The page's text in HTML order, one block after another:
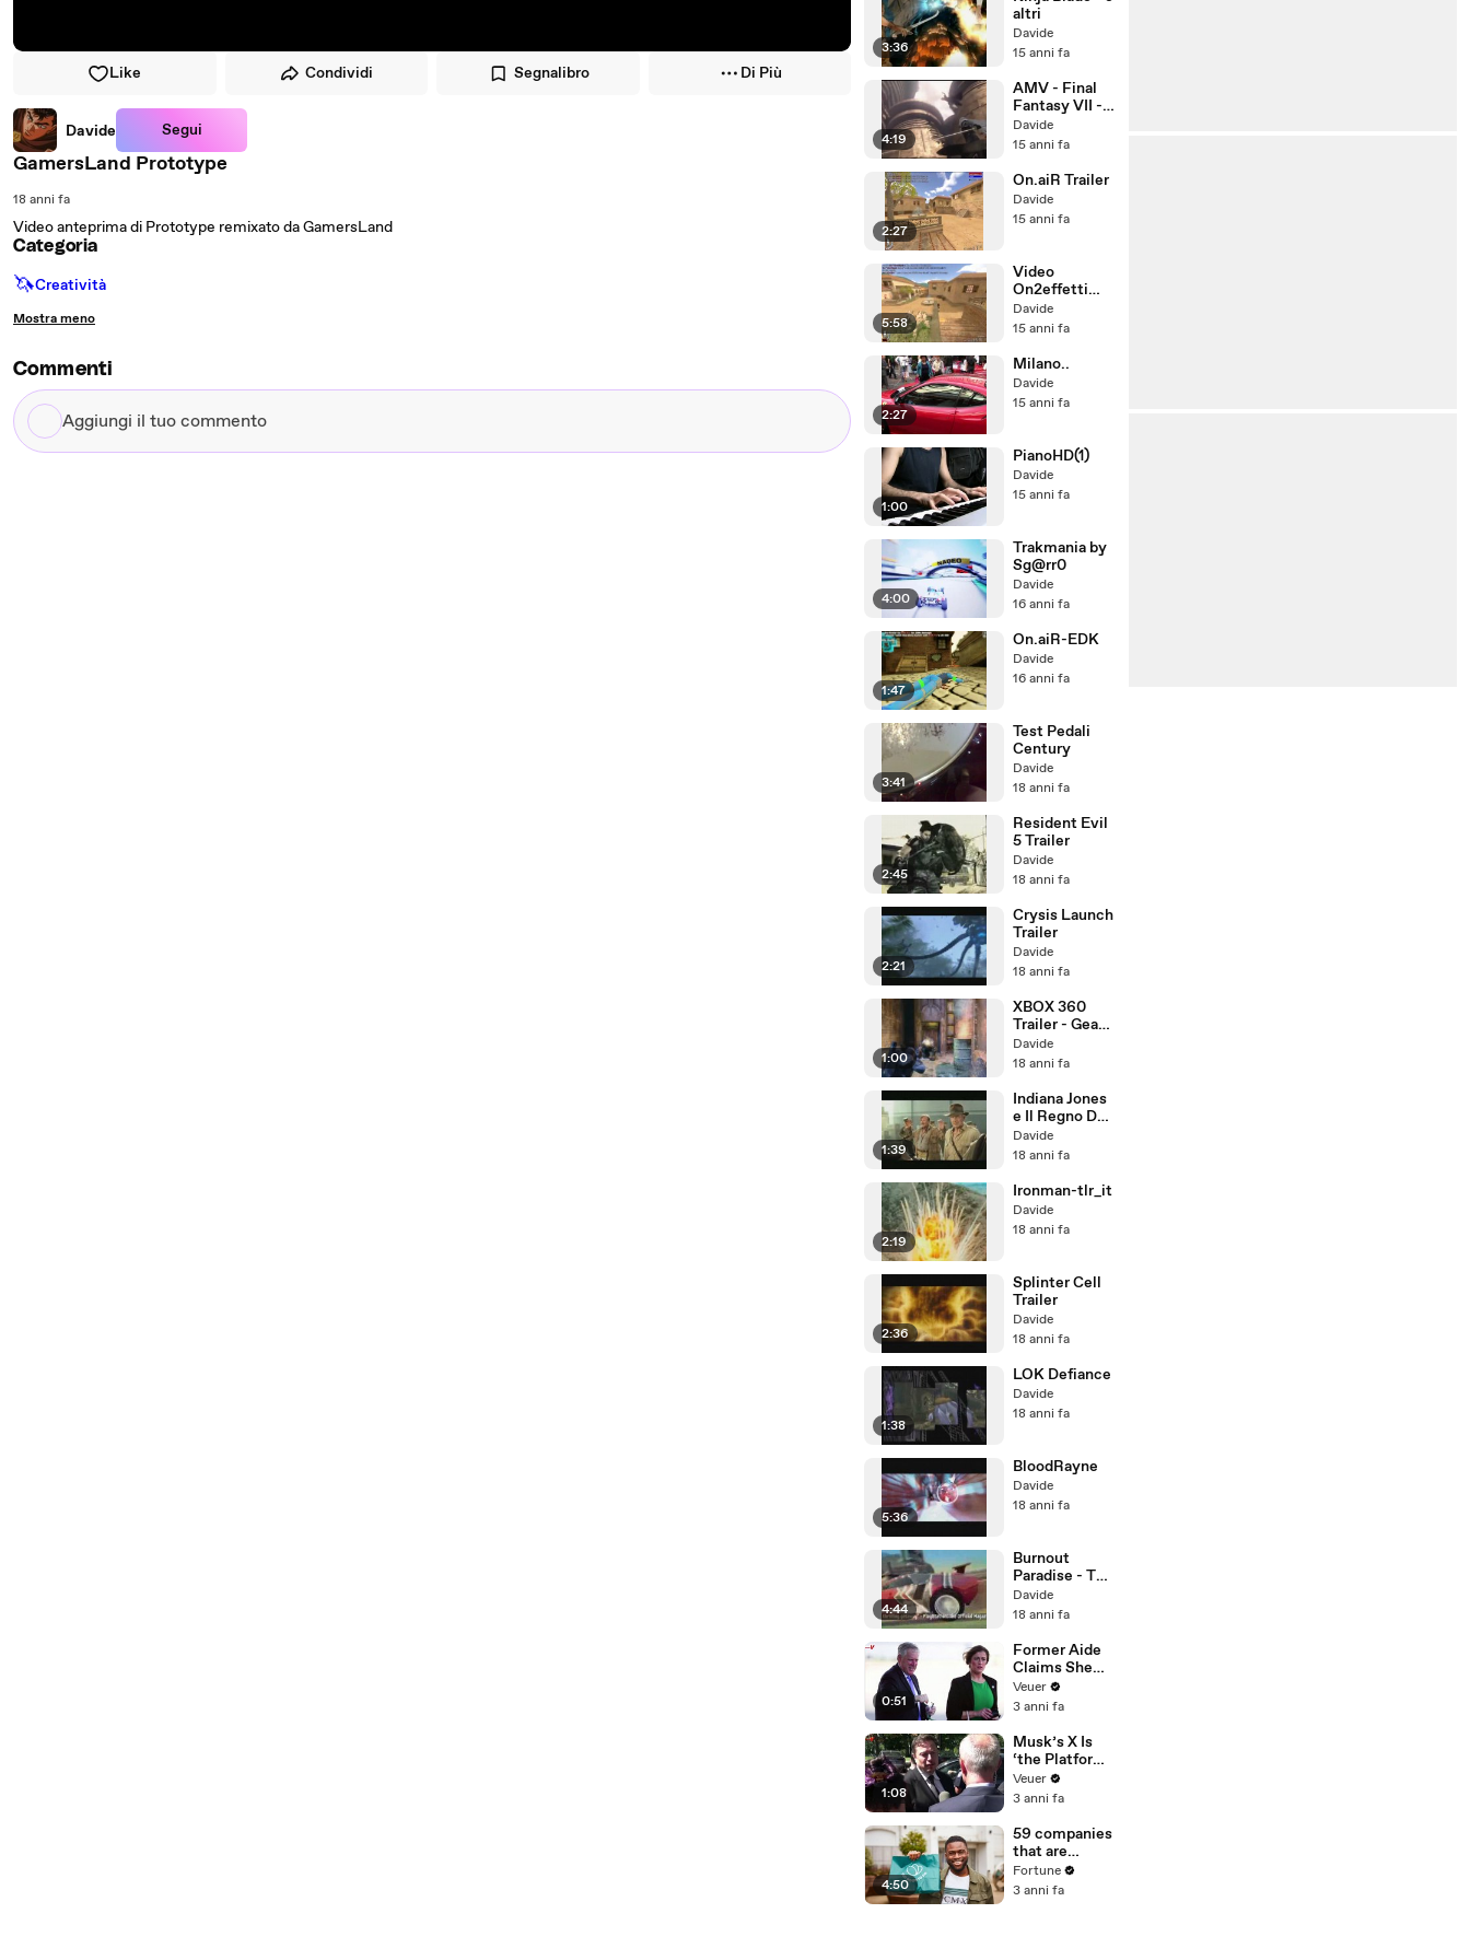
Like Condividi Segnalibro Di Più
Davide Segui
GamersLand Prototype
18 anni fa
Video anteprima di Prototype remixato da GamersLand
Categoria
🦄Creatività
Mostra meno
Commenti
Aggiungi
il
3:36
altri
Davide
15 anni fa
4:19
AMV - Final
Fantasy VII -
What have
you done?
Davide
15 anni fa
2:27
On.aiR Trailer
Davide
15 anni fa
5:58
Video
On2effetti
Not
Completed
Davide
15 anni fa
2:27
Milano..
Davide
15 anni fa
1:00
PianoHD(1)
Davide
15 anni fa
4:00
Trakmania by
Sg@rr0
Davide
16 anni fa
1:47
On.aiR-EDK
Davide
16 anni fa
3:41
Test Pedali
Century
Davide
18 anni fa
2:45
Resident Evil
5 Trailer
Davide
18 anni fa
2:21
Crysis Launch
Trailer
Davide
18 anni fa
1:00
XBOX 360
Trailer - Gears
of War [HD @
720p]
Davide
18 anni fa
1:39
Indiana Jones
e Il Regno Del
Teschio Di
Cristallo -
Davide
18 anni fa
2:19
Ironman-tlr_it
Davide
18 anni fa
2:36
Splinter Cell
Trailer
Davide
18 anni fa
1:38
LOK Defiance
Davide
18 anni fa
5:36
BloodRayne
Davide
18 anni fa
4:44
Burnout
Paradise - The
Pretender -
Completo3
Davide
18 anni fa
0:51
Former Aide
Claims She
Was Asked to
Make a ‘Hit
Trump
Veuer
3 anni fa
1:08
Musk’s X Is
‘the Platform
With the
Largest Ratio
Misinformatio
n or
Disinformatio
n’ Amongst
All Social
Veuer
3 anni fa
4:50
59 companies
that are
changing the
world: From
Fortune
3 anni fa